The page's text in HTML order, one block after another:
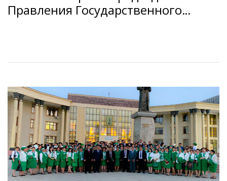
Правления Государственного
банковского обслуживания ГСБ РТ
«Амонатбонк» в Раштском регионе